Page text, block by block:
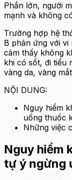
Phần lớn, người
mạnh và không
Trường hợp hệ
B phản ứng với
cảm thấy không
khi có sốt, đi tiểu
vàng da, vàng
NỘI DUNG:
Nguy hiểm
uống thuốc
Những việc
Nguy hiểm
tự ý ngừng